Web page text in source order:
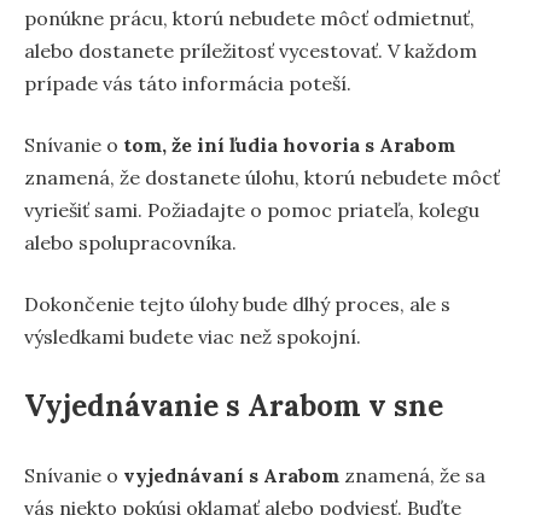
ponúkne prácu, ktorú nebudete môcť odmietnuť,
alebo dostanete príležitosť vycestovať. V každom
prípade vás táto informácia poteší.
Snívanie o tom, že iní ľudia hovoria s Arabom
znamená, že dostanete úlohu, ktorú nebudete môcť
vyriešiť sami. Požiadajte o pomoc priateľa, kolegu
alebo spolupracovníka.
Dokončenie tejto úlohy bude dlhý proces, ale s
výsledkami budete viac než spokojní.
Vyjednávanie s Arabom v sne
Snívanie o vyjednávaní s Arabom znamená, že sa
vás niekto pokúsi oklamať alebo podviesť. Buďte